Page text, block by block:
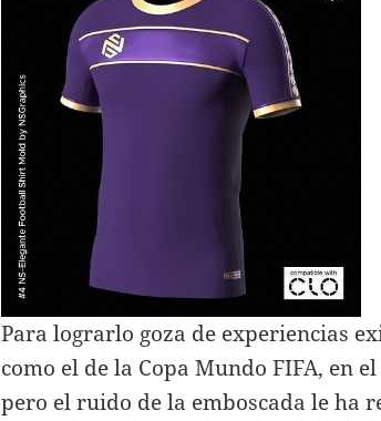
Para lograrlo goza de experiencias
como el de la Copa Mundo FIFA, en
pero el ruido de la emboscada le ha